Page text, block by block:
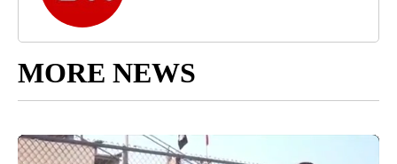
MORE NEWS